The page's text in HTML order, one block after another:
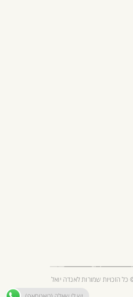
כל הזכויות שמורות לאנדה יואל